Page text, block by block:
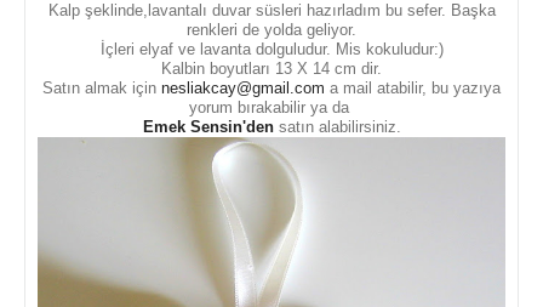
Kalp şeklinde,lavantalı duvar süsleri hazırladım bu sefer. Başka
renkleri de yolda geliyor.
İçleri elyaf ve lavanta dolguludur. Mis kokuludur:)
Kalbin boyutları 13 X 14 cm dir.
Satın almak için nesliakcay@gmail.com a mail atabilir, bu yazıya
yorum bırakabilir ya da
Emek Sensin'den satın alabilirsiniz.